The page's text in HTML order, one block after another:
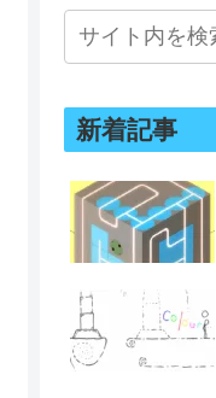
新着記事